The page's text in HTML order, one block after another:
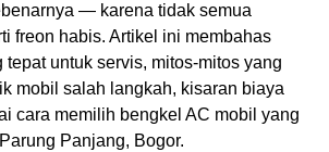
— karena tidak semua
freon habis. Artikel ini membahas
tepat untuk servis, mitos-mitos yang
mobil salah langkah, kisaran biaya
cara memilih bengkel AC mobil yang
Panjang, Bogor.